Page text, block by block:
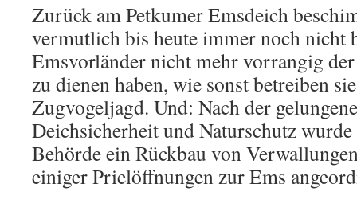
Zurück am Petkumer Emsdeich
vermutlich bis heute immer noch nicht
Emsvorländer nicht mehr vorrangig
zu dienen haben, wie sonst betreiben
Zugvogeljagd. Und: Nach der
Deichsicherheit und Naturschutz
Behörde ein Rückbau von
einiger Prielöffnungen zur Ems